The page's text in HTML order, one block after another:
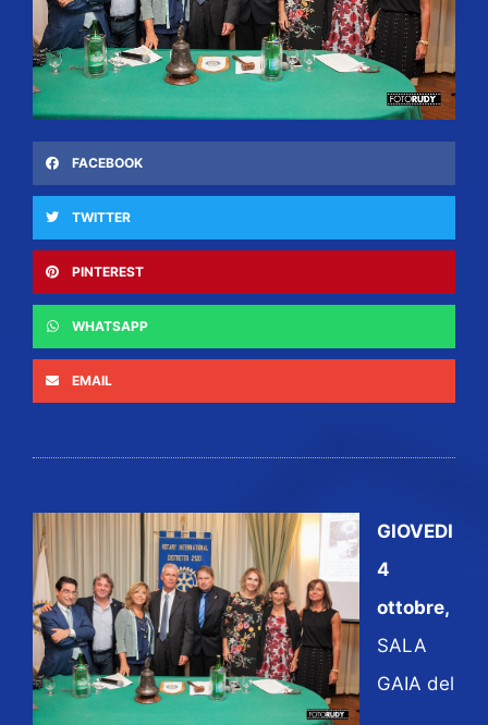
FACEBOOK
TWITTER
PINTEREST
WHATSAPP
EMAIL
GIOVEDI
4
ottobre,
SALA
GAIA del